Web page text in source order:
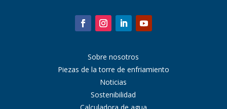
Sobre nosotros
Piezas de la torre de enfriamiento
Noticias
Sostenibilidad